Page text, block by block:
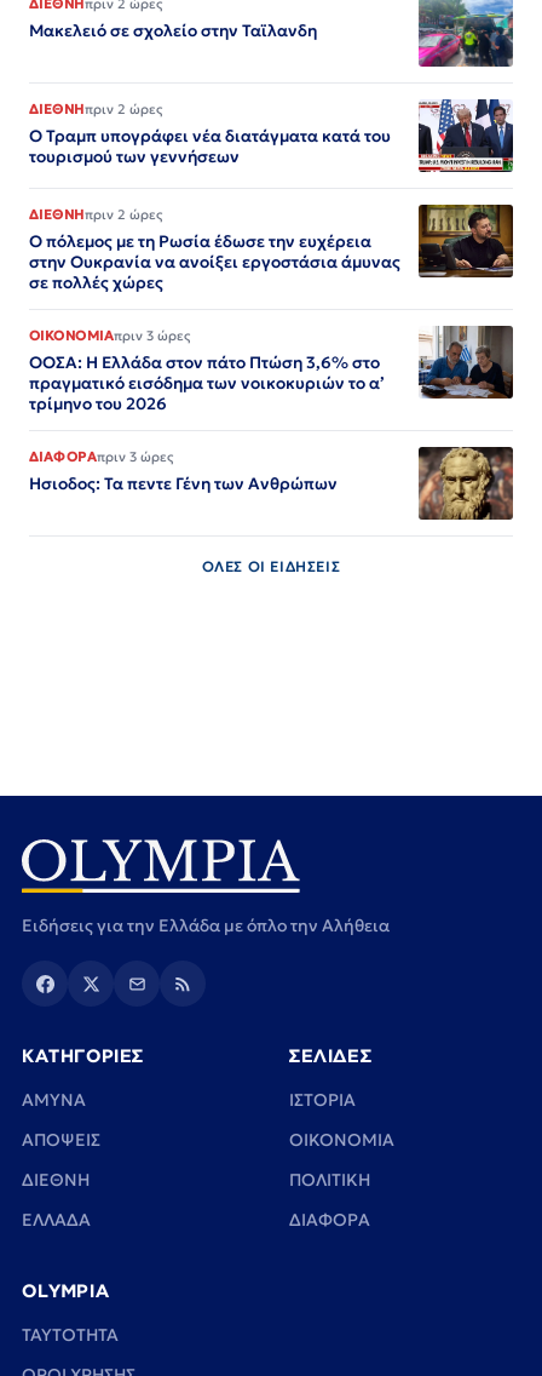
ΔΙΕΘΝΗπριν 2 ώρες
Μακελειό σε σχολείο στην Ταϊλανδη
ΔΙΕΘΝΗπριν 2 ώρες
Ο Τραμπ υπογράφει νέα διατάγματα κατά του
τουρισμού των γεννήσεων
ΔΙΕΘΝΗπριν 2 ώρες
Ο πόλεμος με τη Ρωσία έδωσε την ευχέρεια
στην Ουκρανία να ανοίξει εργοστάσια άμυνας
σε πολλές χώρες
ΟΙΚΟΝΟΜΙΑπριν 3 ώρες
ΟΟΣΑ: Η Ελλάδα στον πάτο Πτώση 3,6% στο
πραγματικό εισόδημα των νοικοκυριών το α’
τρίμηνο του 2026
ΔΙΑΦΟΡΑπριν 3 ώρες
Ησιοδος: Τα πεντε Γένη των Ανθρώπων
ΟΛΕΣ ΟΙ ΕΙΔΗΣΕΙΣ
Ειδήσεις για την Ελλάδα με όπλο την Αλήθεια
ΚΑΤΗΓΟΡΙΕΣ
ΑΜΥΝΑ
ΑΠΟΨΕΙΣ
ΔΙΕΘΝΗ
ΕΛΛΑΔΑ
ΣΕΛΙΔΕΣ
ΙΣΤΟΡΙΑ
ΟΙΚΟΝΟΜΙΑ
ΠΟΛΙΤΙΚΗ
ΔΙΑΦΟΡΑ
OLYMPIA
TAYTOTHTA